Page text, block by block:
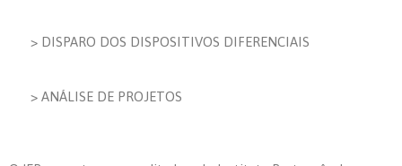
> DISPARO DOS DISPOSITIVOS DIFERENCIAIS
> ANÁLISE DE PROJETOS